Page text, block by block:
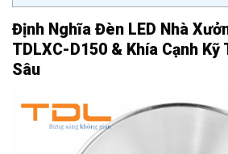
Định Nghĩa Đèn LED Nhà
TDLXC-D150 & Khía Cạnh Kỹ
Sâu